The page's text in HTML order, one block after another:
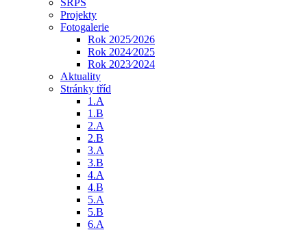
SRPŠ
Projekty
Fotogalerie
Rok 2025⁄2026
Rok 2024⁄2025
Rok 2023⁄2024
Aktuality
Stránky tříd
1.A
1.B
2.A
2.B
3.A
3.B
4.A
4.B
5.A
5.B
6.A